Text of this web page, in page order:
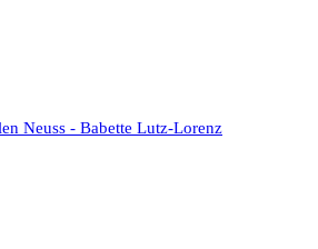
Neuss - Babette Lutz-Lorenz